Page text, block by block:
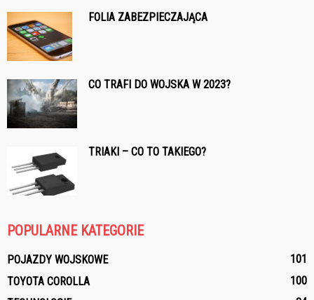
FOLIA ZABEZPIECZAJĄCA
CO TRAFI DO WOJSKA W 2023?
TRIAKI – CO TO TAKIEGO?
POPULARNE KATEGORIE
POJAZDY WOJSKOWE
101
TOYOTA COROLLA
100